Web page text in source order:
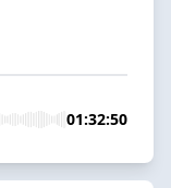
01:32:50